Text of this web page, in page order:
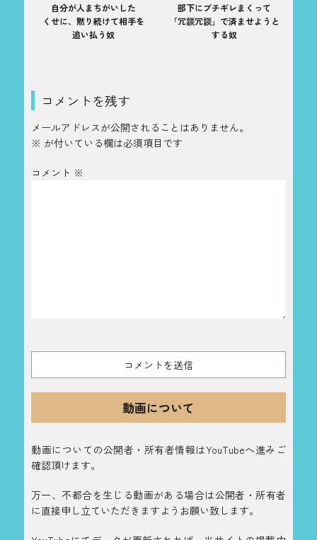
自分が人まちがいした
くせに、黙り続けて相手を
追い払う奴
部下にブチギレまくって
「冗談冗談」で済ませようと
する奴
コメントを残す
メールアドレスが公開されることはありません。
※ が付いている欄は必須項目です
コメント ※
動画について
動画についての公開者・所有者情報はYouTubeへ進みご
確認頂けます。
万一、不都合を生じる動画がある場合は公開者・所有者
に直接申し立ていただきますようお願い致します。